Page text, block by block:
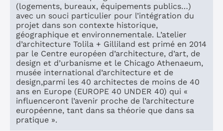
(logements, bureaux, équipements publics…)
avec un souci particulier pour l’intégration du
projet dans son contexte historique,
géographique et environnementale. L’atelier
d’architecture Tolila + Gilliland est primé en 2014
par le Centre européen d’architecture, d’art, de
design et d’urbanisme et le Chicago Athenaeum,
musée international d’architecture et de
design,parmi les 40 architectes de moins de 40
ans en Europe (EUROPE 40 UNDER 40) qui «
influenceront l’avenir proche de l’architecture
européenne, tant dans sa théorie que dans sa
pratique ».